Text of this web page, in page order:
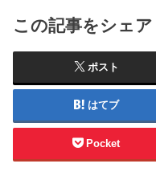
この記事をシェ
ポスト
はてブ
Pocket